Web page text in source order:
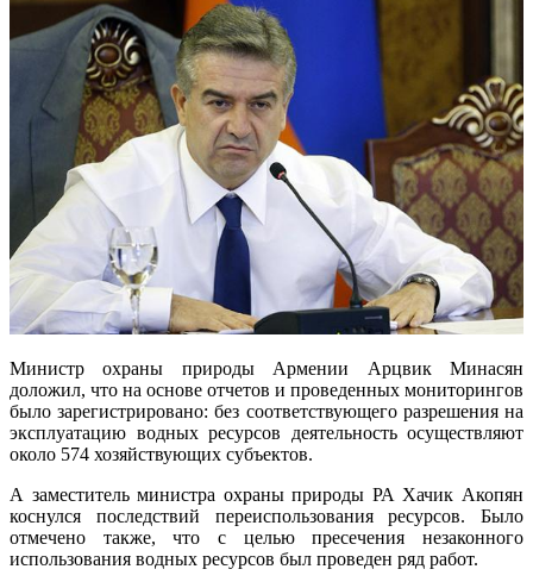
Министр охраны природы Армении Арцвик Минасян
доложил, что на основе отчетов и проведенных мониторингов
было зарегистрировано: без соответствующего разрешения на
эксплуатацию водных ресурсов деятельность осуществляют
около 574 хозяйствующих субъектов.
А заместитель министра охраны природы РА Хачик Акопян
коснулся последствий переиспользования ресурсов. Было
отмечено также, что с целью пресечения незаконного
использования водных ресурсов был проведен ряд работ.